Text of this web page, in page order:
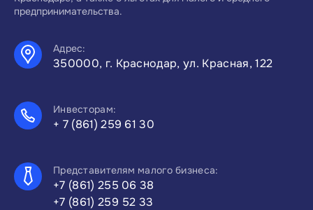
предпринимательства.
Адрес:
350000, г. Краснодар, ул. Красная, 122
Инвесторам:
+ 7 (861) 259 61 30
Представителям малого бизнеса:
+7 (861) 255 06 38
+7 (861) 259 52 33